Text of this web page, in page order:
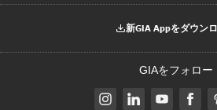
新GIA Appをダウン
GIAをフォロー